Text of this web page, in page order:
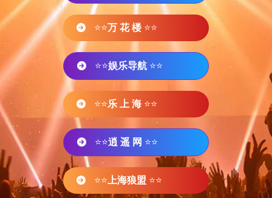
⭐⭐万 花 楼 ⭐⭐
⭐⭐娱乐导航 ⭐⭐
⭐⭐乐 上 海 ⭐⭐
⭐⭐逍 遥 网 ⭐⭐
⭐⭐ 上海狼盟 ⭐⭐